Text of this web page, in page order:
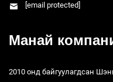
[email protected]
Манай
2010 онд байгуулагдсан